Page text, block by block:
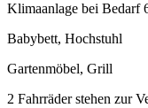
Klimaanlage bei Bedarf
Babybett, Hochstuhl
Gartenmöbel, Grill
2 Fahrräder stehen zur